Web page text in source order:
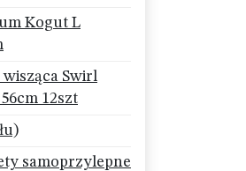
Kogut L
Swirl
12szt
samoprzylepne